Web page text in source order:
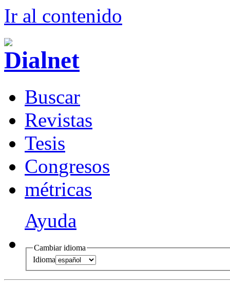
Ir al contenido
Buscar
Revistas
Tesis
Congresos
métricas
Ayuda
Cambiar idioma
Idioma